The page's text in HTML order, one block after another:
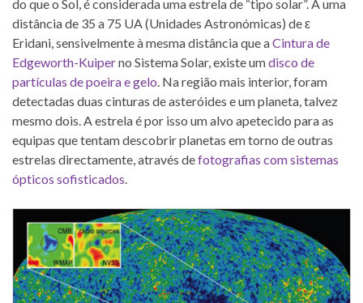
do que o Sol, é considerada uma estrela de “tipo solar”. A uma
distância de 35 a 75 UA (Unidades Astronómicas) de ε
Eridani, sensivelmente à mesma distância que aCintura de
Edgeworth-Kuiperno Sistema Solar, existe umdisco de
partículas de poeira e gelo. Na região mais interior, foram
detectadas duas cinturas de asteróides e um planeta, talvez
mesmo dois. A estrela é por isso um alvo apetecido para as
equipas que tentam descobrir planetas em torno de outras
estrelas directamente, através defotografias com sistemas
ópticos sofisticados.